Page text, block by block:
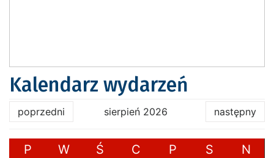
Kalendarz wydarzeń
poprzedni sierpień 2026 następny
P W Ś C P S N